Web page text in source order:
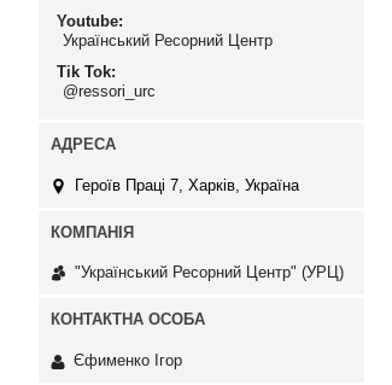
Youtube
Український Ресорний Центр
Tik Tok
@ressori_urc
Героїв Праці 7, Харків, Україна
"Український Ресорний Центр" (УРЦ)
Єфименко Ігор